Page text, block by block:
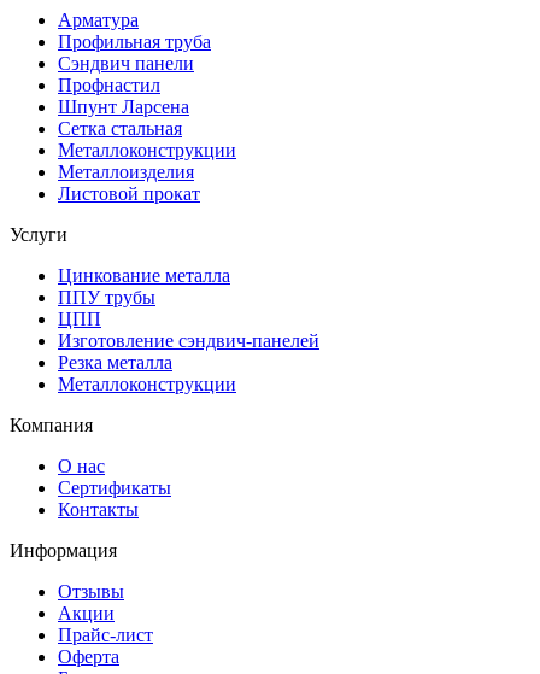
Арматура
Профильная труба
Сэндвич панели
Профнастил
Шпунт Ларсена
Сетка стальная
Металлоконструкции
Металлоизделия
Листовой прокат
Услуги
Цинкование металла
ППУ трубы
ЦПП
Изготовление сэндвич-панелей
Резка металла
Металлоконструкции
Компания
О нас
Сертификаты
Контакты
Информация
Отзывы
Акции
Прайс-лист
Оферта